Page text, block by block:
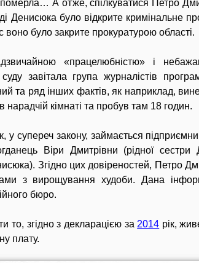
А отже, спілкуватися Петро
було відкрите кримінальне
було закрите прокуратурою області.
«працелюбністю» і
завітала група журналістів
та ряд інших фактів, як наприклад,
кімнаті та пробув там 18 годин.
у супереч закону, займається
Віри Дмитрівни (рідної сестри
Згідно цих довіреностей, Петро
з вирощування худоби. Дана
бюро.
то, згідно з декларацією за 2014 рік,
плату.